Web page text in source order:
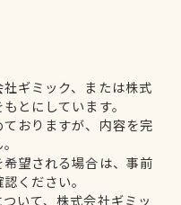
ギミック、または株式
とにしています。
おりますが、内容を完
望される場合は、事前
ください。
いて、株式会社ギミッ